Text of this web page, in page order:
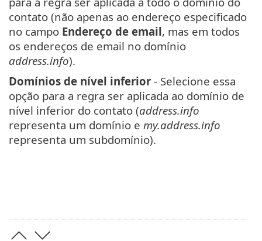
contato (não apenas ao endereço especificado
no campo Endereço de email, mas em todos
os endereços de email no domínio
address.info).
Domínios de nível inferior - Selecione essa
opção para a regra ser aplicada ao domínio de
nível inferior do contato (address.info
representa um domínio e my.address.info
representa um subdomínio).